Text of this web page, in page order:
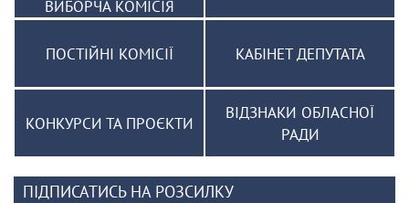
ВИБОРЧА КОМІСІЯ
ПОСТІЙНІ КОМІСІЇ КАБІНЕТ ДЕПУТАТА
КОНКУРСИ ТА ПРОЄКТИ
ВІДЗНАКИ ОБЛАСНОЇ
РАДИ
ПІДПИСАТИСЬ НА РОЗСИЛКУ